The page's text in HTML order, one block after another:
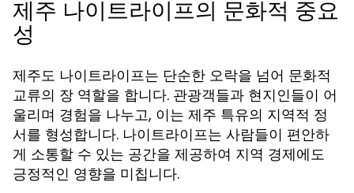
제주 나이트라이프의 문화적 중요
성
제주도 나이트라이프는 단순한 오락을 넘어 문화적
교류의 장 역할을 합니다. 관광객들과 현지인들이 어
울리며 경험을 나누고, 이는 제주 특유의 지역적 정
서를 형성합니다. 나이트라이프는 사람들이 편안하
게 소통할 수 있는 공간을 제공하여 지역 경제에도
긍정적인 영향을 미칩니다.